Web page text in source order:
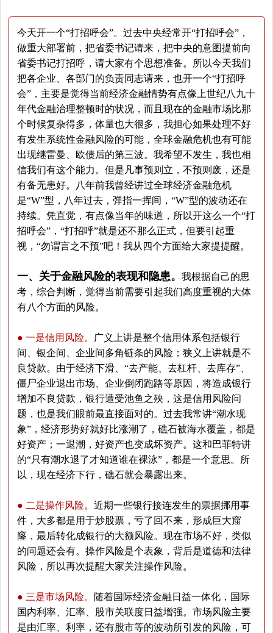
今天开一个“打招呼会”。过去中央经常开“打招呼会”，
做重大部署前，把省委书记请来，把中央的意图提前向
省委书记打招呼，请大家有个思想准备。所以今天我们
把各企业、各部门的负责同志请来，也开一个“打招呼
会”，主要是觉得当前经济金融情势有点像上世纪八九十
年代金融治理整顿时的状况，而且现在的金融市场比那
个时候复杂得多，体量也大很多，我担心如果处理不好
有发生系统性金融风险的可能，全球金融危机也有可能
出现继雷曼、欧债后的第三波。我希望不发生，我也相
信我们有这个能力。但是凡事预则立，不预则废，还是
有备无患好。八年前我曾经讲过全球经济金融危机
是“W”型，八年过去，弹指一挥间，“W”型的波动还在
持续。凭直觉，有点像当年的味道，所以开这么一个“打
招呼会”，“打招呼”就是还不那么正式，但要引起重
视，“勿谓言之不预”吧！我从四个方面给大家提提醒。
一、关于金融风险的表现和隐患。 我根据自己的思
考，综合判断，觉得当前需要引起我们高度重视的大体
有八个方面的风险。
● 一是信用风险。
广义上讲是整个信用体系包括银行
间、银企间、企业间多角链条的风险；狭义上讲就是不
良贷款。由于经济下滑、“去产能、去杠杆、去库存”、
僵尸企业退出市场、企业倒闭跑路等原因，将造成银行
增加不良贷款，银行遭受池鱼之殃，这是信用风险问
题，也是我们眼前最直接面对的。过去我常讲“潮水现
象”，经济形势好就好比涨潮了，礁石被海水覆盖，都是
好资产；一退潮，好资产也变成坏资产。这和巴菲特讲
的“只有潮水退了才知道谁在裸泳”，都是一个意思。所
以，现在经济下行，礁石就会暴露出来。
● 二是操作风险。 近期一些银行接连发生的票据挪用事
件，大多都是用于炒股票，亏了回不来，形成巨大窟
窿，最后转化成银行的大额风险。现在市场不好，类似
的问题还会有。操作风险是个表象，背后是道德和法律
风险，所以再次提醒大家关注操作风险。
● 三是市场风险。
随着国际经济金融日益一体化，国际
国内利率、汇率、股市关联度日益增强。市场风险主要
是由汇率、利率，还有股市等的波动所引发的风险，可